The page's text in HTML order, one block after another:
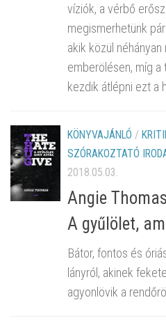
víziók, a vérbő
megismerhetünk
akik közül
emberölésen, míg
kezdik átlépni ezt a
KÖNYVAJÁNLÓ /
SZÓRAKOZTATÓ
2018.05.03.
Angie
A gyűlölet,
Bátor, fontos és
lányról, akinek
agyonlövik a